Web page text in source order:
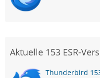
Aktuelle 153 ESR-
Thunderbird